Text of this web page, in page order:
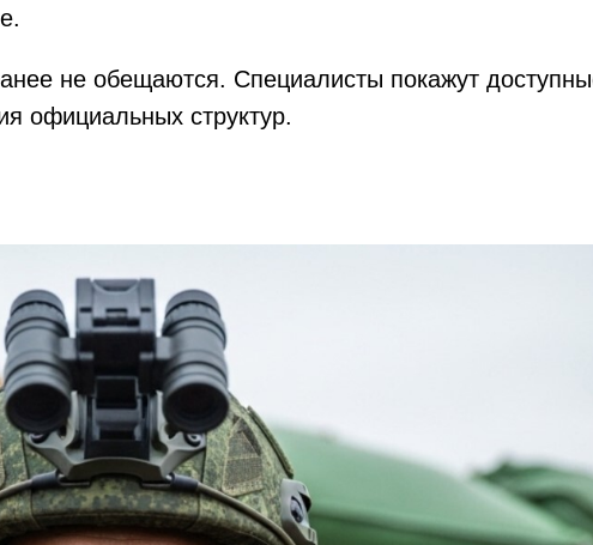
не обещаются. Специалисты покажут
официальных структур.